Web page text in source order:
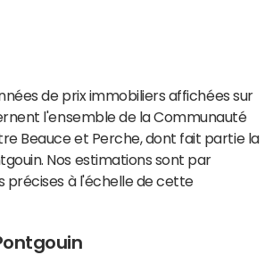
de prix immobiliers affichées sur
l'ensemble de la Communauté
Beauce et Perche, dont fait partie la
Nos estimations sont par
précises à l'échelle de cette